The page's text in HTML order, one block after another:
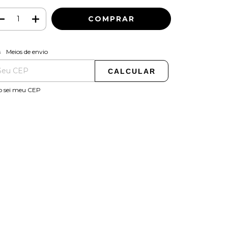
para o CEP:
Meios de envio
CALCULAR
sei meu CEP